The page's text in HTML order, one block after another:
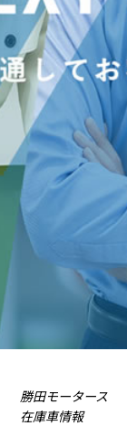
勝田モータース
在庫車情報